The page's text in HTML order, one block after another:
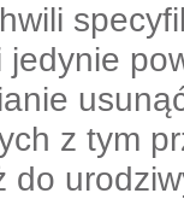
z tym
do